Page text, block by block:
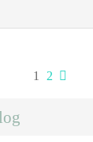
Seite
1 Seite
2